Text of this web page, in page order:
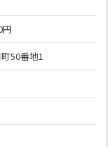
円
50番地1